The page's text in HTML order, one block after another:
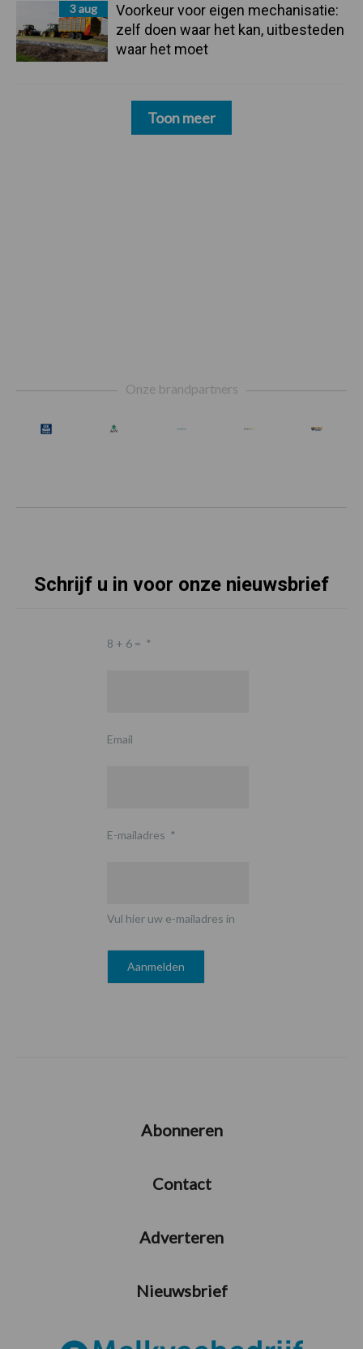
3 aug
Voorkeur voor eigen mechanisatie:
zelf doen waar het kan, uitbesteden
waar het moet
Toon meer
Onze brandpartners
Schrijf u in voor onze nieuwsbrief
8 + 6 = *
Email
E-mailadres *
Vul hier uw e-mailadres in
Abonneren
Contact
Adverteren
Nieuwsbrief